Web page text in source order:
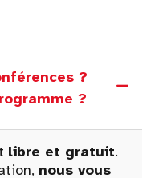
?
?
libre et gratuit.
nous vous